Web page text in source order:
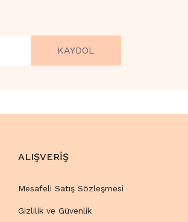
KAYDOL
ALIŞVERİŞ
Mesafeli Satış Sözleşmesi
Gizlilik ve Güvenlik